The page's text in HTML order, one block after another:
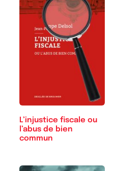
L’injustice fiscale ou
l’abus de bien
commun